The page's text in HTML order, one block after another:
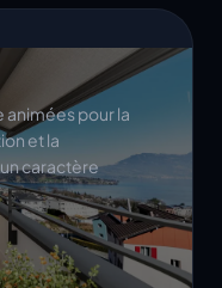
pour la
et la
caractère